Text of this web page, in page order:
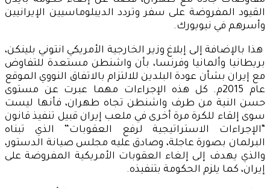
القيود المفروضة على سفر وتردد الديبلوماسيين الإيرانيين
وأسرهم في نيويورك.
هذا بالإضافة إلى إبلاغ وزير الخارجية الأمريكي انتوني بلينكن،
بريطانيا وألمانيا وفرنسا، بأن واشنطن مستعدة للتفاوض
مع إيران بشأن عودة البلدين للالتزام بالاتفاق النووي الموقع
عام 2015م. كل هذه الإجراءات مهما عبرت عن مستوى
حسن النية من طرف واشنطن تجاه طهران، فأنها ليست
سوى إلقاء للكرة مرة أخرى في ملعب إيران قبيل تنفيذ قانون
“الإجراءات الاستراتيجية لرفع العقوبات” الذي تبناه
البرلمان بصورة عاجلة، وصادق عليه مجلس صيانة الدستور،
والذي يهدف إلى إلغاء العقوبات الأمريكية المفروضة على
إيران، كما يلزم الحكومة بتنفيذه.